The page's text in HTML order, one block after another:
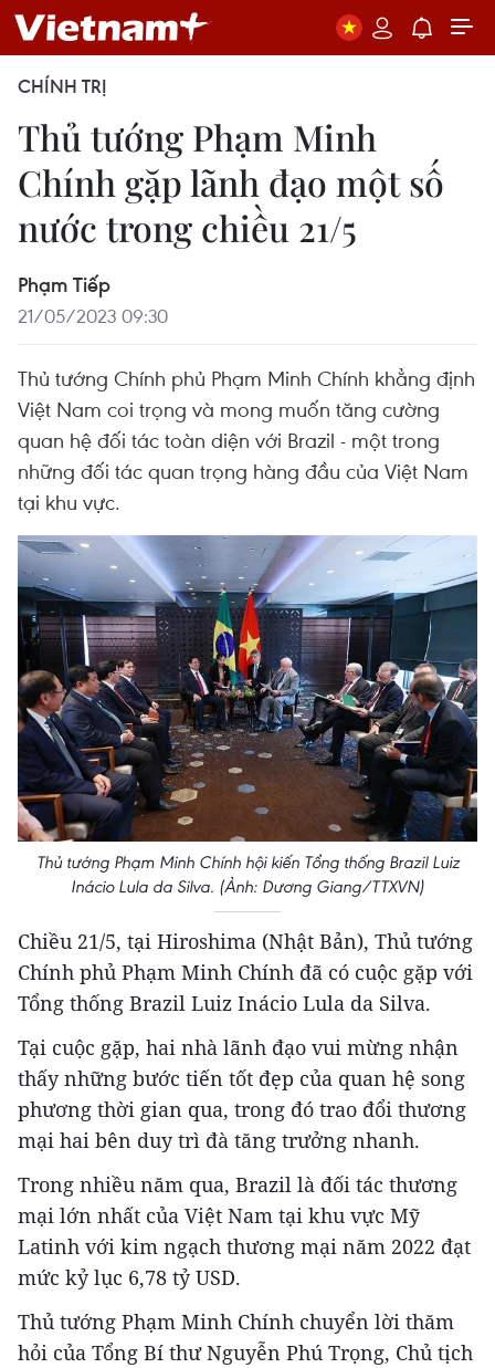
CHÍNH TRỊ
Thủ tướng Phạm Minh
Chính gặp lãnh đạo một số
nước trong chiều 21/5
Phạm Tiếp
21/05/2023 09:30
Thủ tướng Chính phủ Phạm Minh Chính khẳng định
Việt Nam coi trọng và mong muốn tăng cường
quan hệ đối tác toàn diện với Brazil - một trong
những đối tác quan trọng hàng đầu của Việt Nam
tại khu vực.
Thủ tướng Phạm Minh Chính hội kiến Tổng thống Brazil Luiz
Inácio Lula da Silva. (Ảnh: Dương Giang/TTXVN)
Chiều 21/5, tại Hiroshima (Nhật Bản), Thủ tướng
Chính phủ Phạm Minh Chính đã có cuộc gặp với
Tổng thống Brazil Luiz Inácio Lula da Silva.
Tại cuộc gặp, hai nhà lãnh đạo vui mừng nhận
thấy những bước tiến tốt đẹp của quan hệ song
phương thời gian qua, trong đó trao đổi thương
mại hai bên duy trì đà tăng trưởng nhanh.
Trong nhiều năm qua, Brazil là đối tác thương
mại lớn nhất của Việt Nam tại khu vực Mỹ
Latinh với kim ngạch thương mại năm 2022 đạt
mức kỷ lục 6,78 tỷ USD.
Thủ tướng Phạm Minh Chính chuyển lời thăm
hỏi của Tổng Bí thư Nguyễn Phú Trọng, Chủ tịch